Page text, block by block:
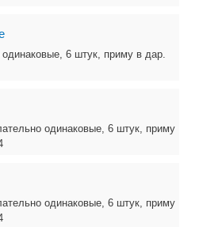
6 штук, приму в дар.
одинаковые, 6 штук, приму
одинаковые, 6 штук, приму